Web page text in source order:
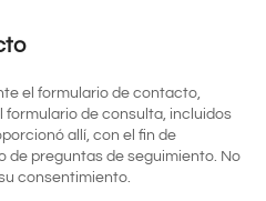
el formulario de contacto,
de consulta, incluidos
allí, con el fin de
de preguntas de seguimiento. No
consentimiento.